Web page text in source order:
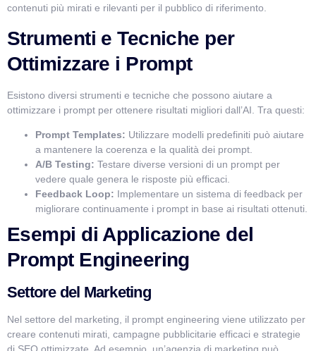
contenuti più mirati e rilevanti per il pubblico di riferimento.
Strumenti e Tecniche per
Ottimizzare i Prompt
Esistono diversi strumenti e tecniche che possono aiutare a
ottimizzare i prompt per ottenere risultati migliori dall’AI. Tra questi:
Prompt Templates: Utilizzare modelli predefiniti può aiutare
a mantenere la coerenza e la qualità dei prompt.
A/B Testing: Testare diverse versioni di un prompt per
vedere quale genera le risposte più efficaci.
Feedback Loop: Implementare un sistema di feedback per
migliorare continuamente i prompt in base ai risultati ottenuti.
Esempi di Applicazione del
Prompt Engineering
Settore del Marketing
Nel settore del marketing, il prompt engineering viene utilizzato per
creare contenuti mirati, campagne pubblicitarie efficaci e strategie